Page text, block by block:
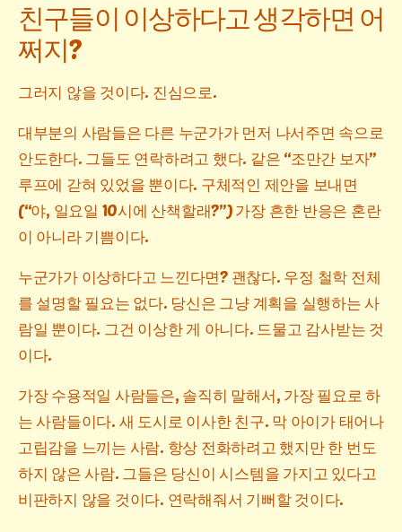
친구들이 이상하다고 생각하면 어
쩌지?
그러지 않을 것이다. 진심으로.
대부분의 사람들은 다른 누군가가 먼저 나서주면 속으로
안도한다. 그들도 연락하려고 했다. 같은 “조만간 보자”
루프에 갇혀 있었을 뿐이다. 구체적인 제안을 보내면
(“야, 일요일 10시에 산책할래?”) 가장 흔한 반응은 혼란
이 아니라 기쁨이다.
누군가가 이상하다고 느낀다면? 괜찮다. 우정 철학 전체
를 설명할 필요는 없다. 당신은 그냥 계획을 실행하는 사
람일 뿐이다. 그건 이상한 게 아니다. 드물고 감사받는 것
이다.
가장 수용적일 사람들은, 솔직히 말해서, 가장 필요로 하
는 사람들이다. 새 도시로 이사한 친구. 막 아이가 태어나
고립감을 느끼는 사람. 항상 전화하려고 했지만 한 번도
하지 않은 사람. 그들은 당신이 시스템을 가지고 있다고
비판하지 않을 것이다. 연락해줘서 기뻐할 것이다.